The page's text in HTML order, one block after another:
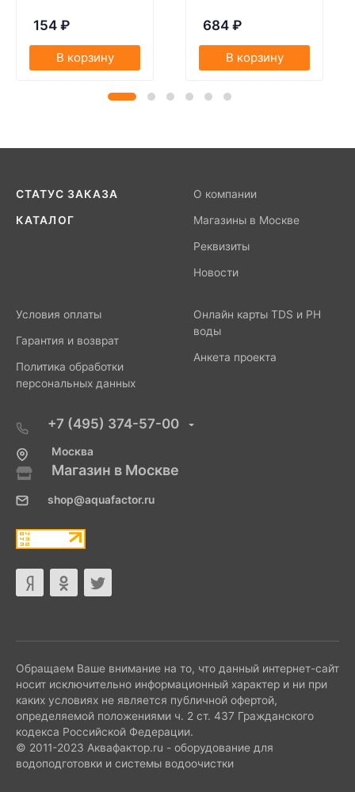
154 ₽
В корзину
684 ₽
В корзину
СТАТУС ЗАКАЗА
КАТАЛОГ
О компании
Магазины в Москве
Реквизиты
Новости
Условия оплаты
Гарантия и возврат
Политика обработки
персональных данных
Онлайн карты TDS и PH
воды
Анкета проекта
+7 (495) 374-57-00
Москва
Магазин в Москве
shop@aquafactor.ru
Обращаем Ваше внимание на то, что данный интернет-сайт
носит исключительно информационный характер и ни при
каких условиях не является публичной офертой,
определяемой положениями ч. 2 ст. 437 Гражданского
кодекса Российской Федерации.
© 2011-2023 Аквафактор.ru - оборудование для
водоподготовки и системы водоочистки